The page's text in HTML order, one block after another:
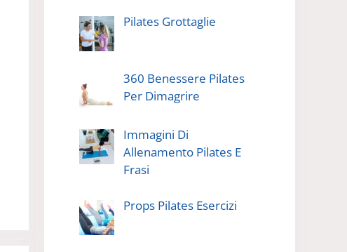
Pilates Grottaglie
360 Benessere Pilates
Per Dimagrire
Immagini Di
Allenamento Pilates E
Frasi
Props Pilates Esercizi